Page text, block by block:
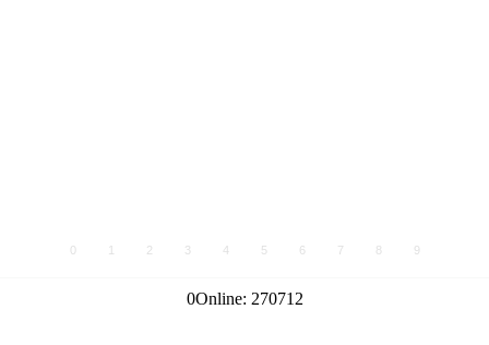
0 1 2 3 4 5 6 7 8 9
0Online: 270712